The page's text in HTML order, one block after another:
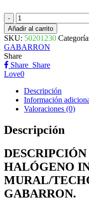
INFRARROJO
HALÓGENO
INSTALACIÓN
MURAL/TECHO
IFH-
2001
50201230
GABARRON
cantidad
Añadir al carrito
SKU: 50201230
GABARRON
Share
Share Share
Love0
Descripción
Información
Valoraciones (0)
Descripción
HALÓGENO
MURAL/
GABARRON.